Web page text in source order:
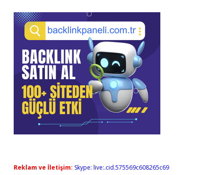
Reklam ve İletişim: Skype: live:.cid.575569c608265c69